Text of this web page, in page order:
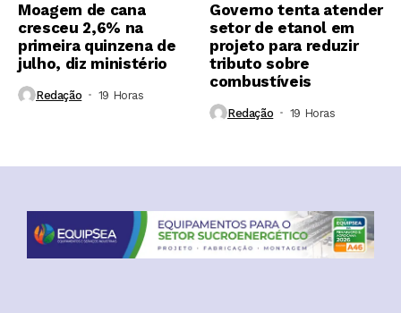
Moagem de cana
cresceu 2,6% na
primeira quinzena de
julho, diz ministério
Redação 19 Horas ⁮
Governo tenta atender
setor de etanol em
projeto para reduzir
tributo sobre
combustíveis
Redação 19 Horas ⁮